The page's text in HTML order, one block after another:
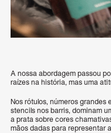
A nossa abordagem passou
raízes na história, mas uma
Nos rótulos, números grandes
stencils nos barris, dominam
a prata sobre cores
mãos dadas para representar